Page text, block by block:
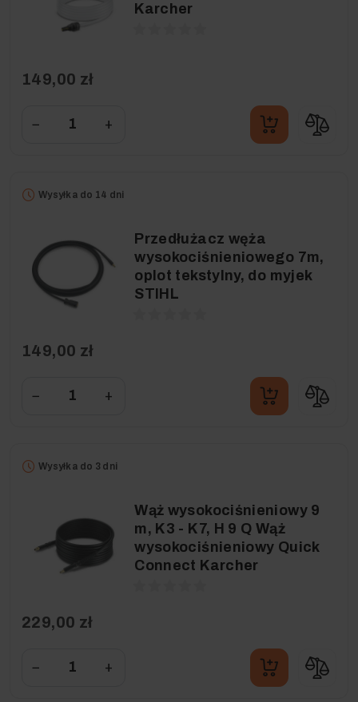
Karcher
149,00 zł
− +
Wysyłka do 14 dni
Przedłużacz węża
wysokociśnieniowego 7m,
oplot tekstylny, do myjek
STIHL
149,00 zł
− +
Wysyłka do 3 dni
Wąż wysokociśnieniowy 9
m, K3 - K7, H 9 Q Wąż
wysokociśnieniowy Quick
Connect Karcher
229,00 zł
− +